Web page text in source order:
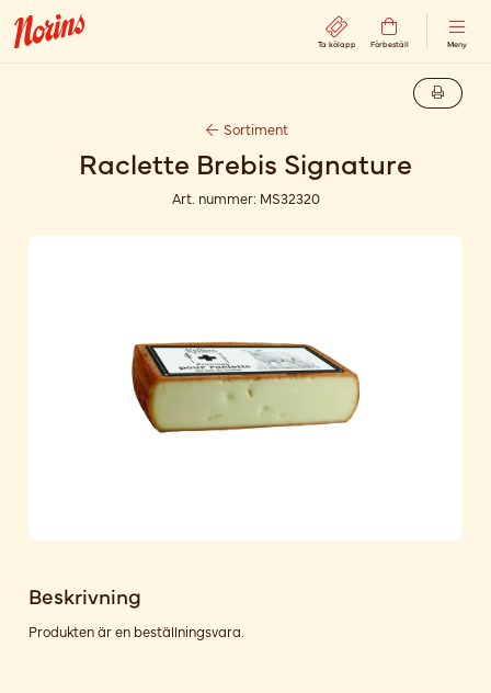
Ta kölapp Förbeställ Meny
Sortiment
Raclette Brebis Signature
Art. nummer: MS32320
Beskrivning
Produkten är en beställningsvara.